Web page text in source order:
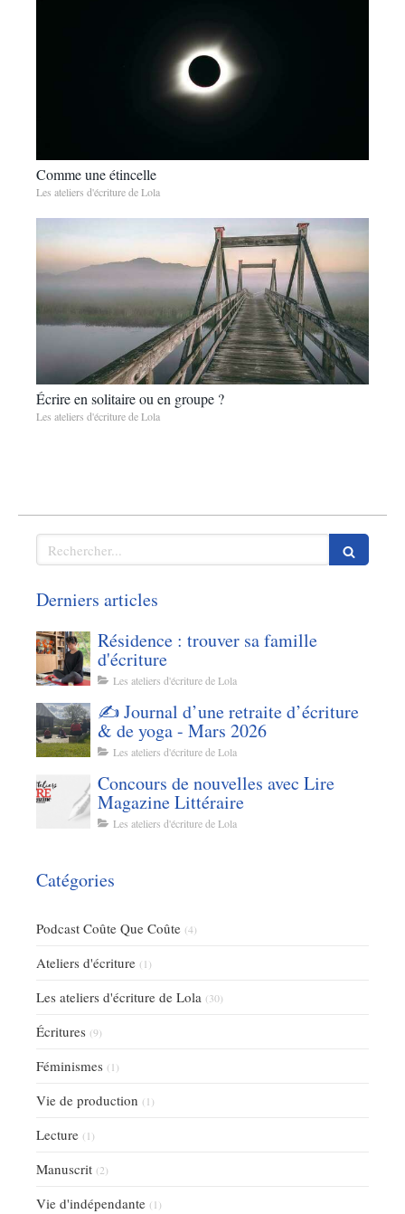
Comme une étincelle
Les ateliers d'écriture de Lola
Écrire en solitaire ou en groupe ?
Les ateliers d'écriture de Lola
Rechercher
Derniers articles
Résidence : trouver sa famille
d'écriture
Les ateliers d'écriture de Lola
✍️ Journal d’une retraite d’écriture
& de yoga - Mars 2026
Les ateliers d'écriture de Lola
Concours de nouvelles avec Lire
Magazine Littéraire
Les ateliers d'écriture de Lola
Catégories
Podcast Coûte Que Coûte (4)
Ateliers d'écriture (1)
Les ateliers d'écriture de Lola (30)
Écritures (9)
Féminismes (1)
Vie de production (1)
Lecture (1)
Manuscrit (2)
Vie d'indépendante (1)